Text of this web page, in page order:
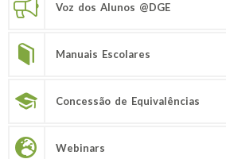
Voz dos Alunos @DGE
Manuais Escolares
Concessão de Equivalências
Webinars